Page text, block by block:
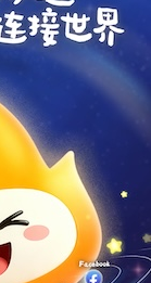
节点
梯加速器
速器
器